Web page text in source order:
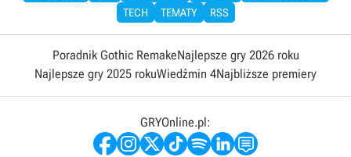
TECH
TEMATY RSS
Poradnik Gothic RemakeNajlepsze gry 2026 roku
Najlepsze gry 2025 rokuWiedźmin 4Najbliższe premiery
GRYOnline.pl: